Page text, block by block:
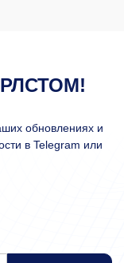
обновлениях и
в Telegram или